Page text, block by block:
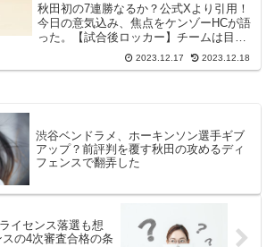
秋田初の7連勝なるか？公式Xより引用！
今日の意気込み、焦点をケンゾーHCが語
った。【試合後ロッカー】チームは目の
前の試合を1試合1試合戦います👹明日も
ご声援よろしくお願いいたします🔥
2023.12.17 2023.12.18
渋谷ベンドラメ、ホーキンソン選手ギブ
アップ？前評判を覆す秋田の攻めるディ
フェンスで翻弄した
イセンス落選も想
の4次審査合格の条